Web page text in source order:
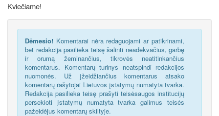
Kviečiame!
Dėmesio! Komentarai nėra redaguojami ar patikrinami,
bet redakcija pasilieka teisę šalinti neadekvačius, garbę
ir orumą žeminančius, tikrovės neatitinkančius
komentarus. Komentarų turinys neatspindi redakcijos
nuomonės. Už įžeidžiančius komentarus atsako
komentarų rašytojai Lietuvos įstatymų numatyta tvarka.
Redakcija pasilieka teisę prašyti teisėsaugos institucijų
persekioti įstatymų numatyta tvarka galimus teisės
pažeidėjus komentarų skiltyje.